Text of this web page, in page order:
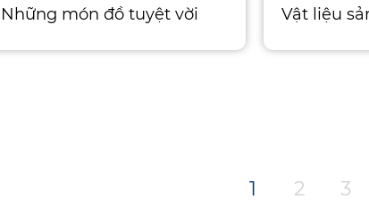
Những món đồ tuyệt vời
Vật liệu
1 2 3